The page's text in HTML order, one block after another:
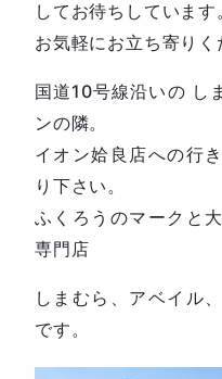
してお待ちしています
お気軽にお立ち寄りく
国道10号線沿いの し
ンの隣。
イオン姶良店への行
り下さい。
ふくろうのマークと
専門店
しまむら、アベイル
です。